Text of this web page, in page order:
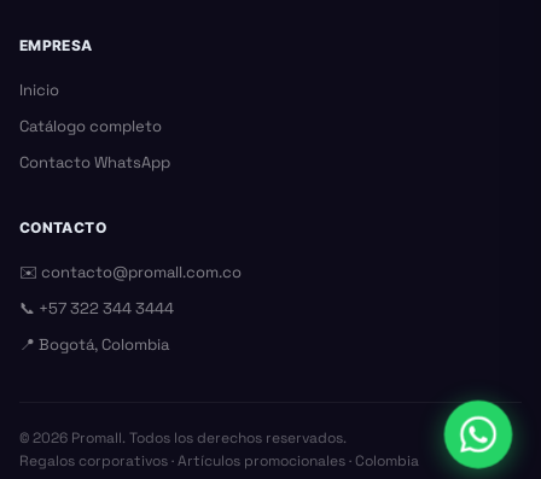
EMPRESA
Inicio
Catálogo completo
Contacto WhatsApp
CONTACTO
✉️ contacto@promall.com.co
📞 +57 322 344 3444
📍 Bogotá, Colombia
©2026 Promall. Todos los derechos reservados.
Regalos corporativos · Artículos promocionales · Colombia